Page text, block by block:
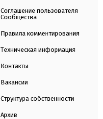
Соглашение пользователя
Сообщества
Правила комментирования
Техническая информация
Контакты
Вакансии
Структура собственности
Архив